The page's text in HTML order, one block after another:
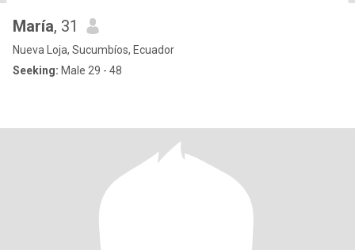
María, 31
Nueva Loja, Sucumbíos, Ecuador
Seeking: Male 29 - 48